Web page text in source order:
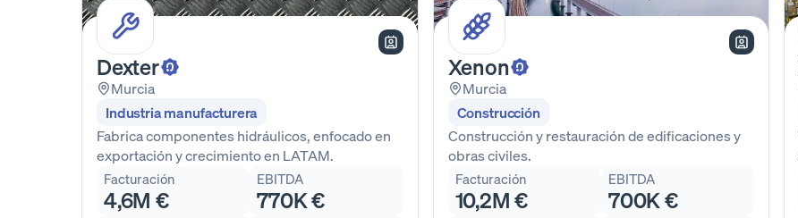
Dexter
Murcia
Industria manufacturera
Fabrica componentes hidráulicos, enfocado en
exportación y crecimiento en LATAM.
Facturación
4,6M €
EBITDA
770K €
Xenon
Murcia
Construcción
Construcción y restauración de edificaciones y
obras civiles.
Facturación
10,2M €
EBITDA
700K €